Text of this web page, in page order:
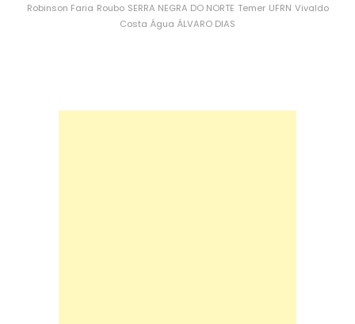
Robinson Faria Roubo SERRA NEGRA DO NORTE Temer UFRN Vivaldo
Costa Água ÁLVARO DIAS